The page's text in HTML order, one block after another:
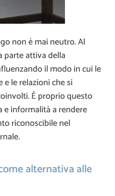
non è mai neutro. Al
parte attiva della
il modo in cui le
le relazioni che si
È proprio questo
informalità a rendere
riconoscibile nel
alternativa alle